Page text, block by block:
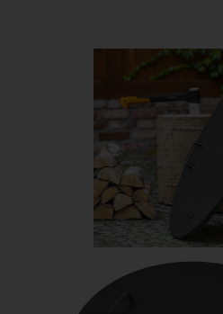
FÖR ETT
Hos oss hittar du stilrena
kvalitet som förhöjer utelivet
Tillaga mat, njut av värmen
välkomnande atmosfär i din
inte bara tillbehör för kreativ
praktiska vedhyllor som
inredningsdetaljer i